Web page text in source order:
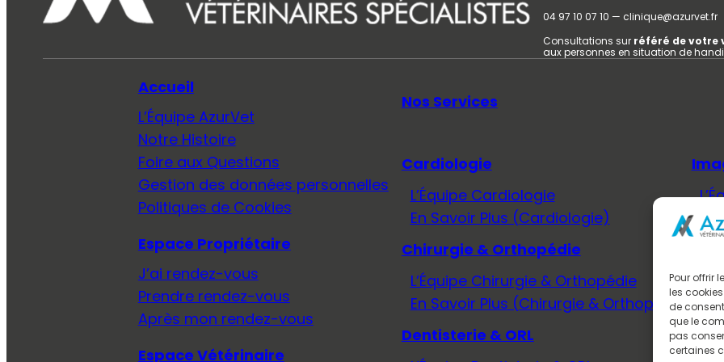
Pour offrir
les
de
que le
pas
certaines
04 97 10 07 10 — clinique@azurvet.fr
Consultations sur référé de
aux personnes en situation de
Accueil
L’Équipe AzurVet
Notre Histoire
Foire aux Questions
Gestion des données personnelles
Politiques de Cookies
Espace Propriétaire
J’ai rendez-vous
Prendre rendez-vous
Après mon rendez-vous
Espace Vétérinaire
Nos Services
Cardiologie
L’Équipe Cardiologie
En Savoir Plus (Cardiologie)
Chirurgie & Orthopédie
L’Équipe Chirurgie & Orthopédie
En Savoir Plus (Chirurgie & Orthopédie)
Dentisterie & ORL
En